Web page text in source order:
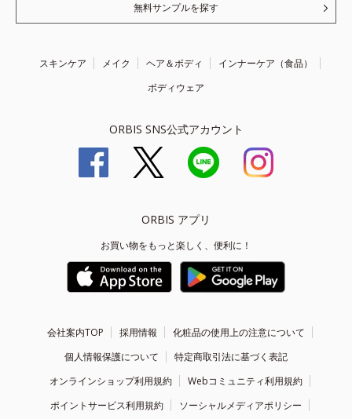
無料サンプルを探す
スキンケア メイク ヘア＆ボディ
インナーケア（食品）
ボディウェア
ORBIS SNS公式アカウント
ORBIS アプリ
お買い物をもっと楽しく、便利に！
会社案内TOP 採用情報
化粧品の使用上の注意について
個人情報保護について
特定商取引法に基づく表記
オンラインショップ利用規約
Webコミュニティ利用規約
ポイントサービス利用規約
ソーシャルメディアポリシー